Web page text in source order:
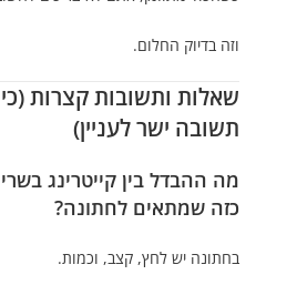
וזה בדיוק החלום.
שאלות ותשובות קצרות (כי
תשובה ישר לעניין)
מה ההבדל בין קייטרינג
כזה שמתאים לחתונה?
בחתונה יש לחץ, קצב, וכמות.